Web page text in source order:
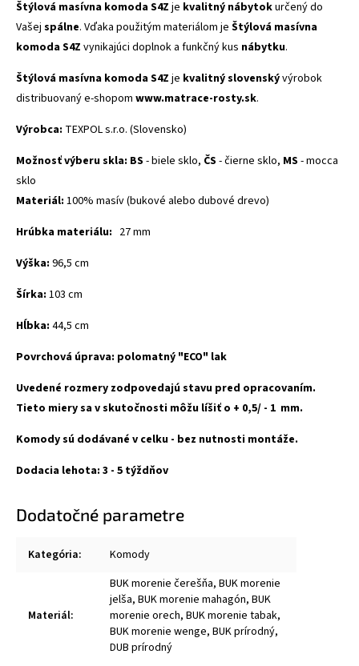
Štýlová masívna komoda S4Z je kvalitný nábytokurčený do
Vašej spálne. Vďaka použitým materiálom je Štýlová masívna
komoda S4Z vynikajúci doplnok a funkčný kus nábytku.
Štýlová masívna komoda S4Z je kvalitný slovenskývýrobok
distribuovaný e-shopom www.matrace-rosty.sk.
Výrobca: TEXPOLs.r.o. (Slovensko)
Možnosť výberu skla: BS - biele sklo, ČS - čierne sklo, MS - mocca
sklo
Materiál: 100% masív(bukové alebo dubové drevo)
Hrúbka materiálu: 27 mm
Výška: 96,5 cm
Šírka: 103 cm
Hĺbka: 44,5 cm
Povrchová úprava: polomatný "ECO" lak
Uvedené rozmery zodpovedajú stavu pred opracovaním.
Tieto miery sa v skutočnosti môžu líšiť o + 0,5/ - 1 mm.
Komody sú dodávané v celku - bez nutnosti montáže.
Dodacia lehota: 3 - 5 týždňov
Dodatočné parametre
Kategória: Komody
Materiál:
BUK morenie čerešňa, BUK morenie
jelša, BUK morenie mahagón, BUK
morenie orech, BUK morenie tabak,
BUK morenie wenge, BUK prírodný,
DUB prírodný